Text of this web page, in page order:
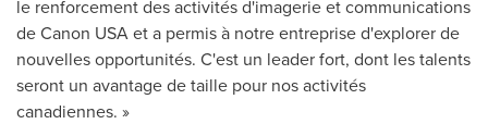
le renforcement des activités d'imagerie et communications
de Canon USAet a permis à notre entreprise d'explorer de
nouvelles opportunités. C'est un leader fort, dont les talents
seront un avantage de taille pour nos activités
canadiennes. »